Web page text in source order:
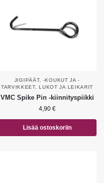
JIGIPÄÄT, -KOUKUT JA -
TARVIKKEET,LUKOT JA LEIKARIT
VMC Spike Pin -kiinnityspiikki
4,90 €
Lisää ostoskoriin